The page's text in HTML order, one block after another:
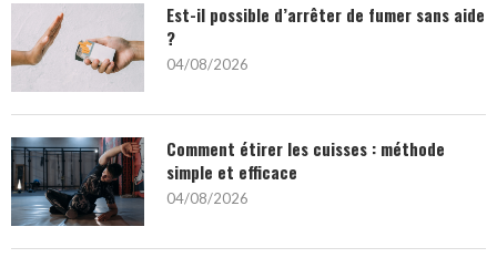
Est-il possible d’arrêter de fumer sans aide
?
04/08/2026
Comment étirer les cuisses : méthode
simple et efficace
04/08/2026